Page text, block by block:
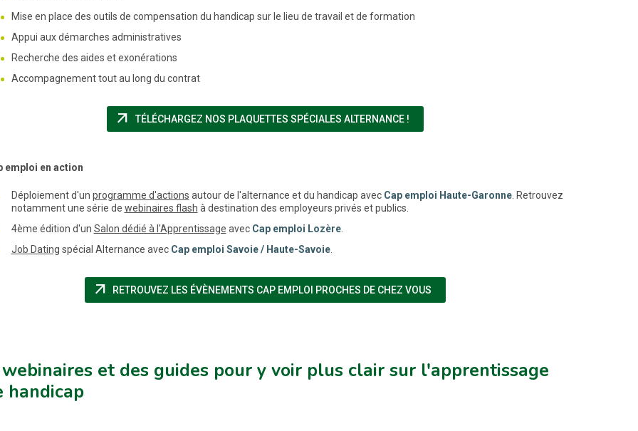
Mise en place des outils de compensation du handicap sur le lieu de travail et de formation
Appui aux démarches administratives
Recherche des aides et exonérations
Accompagnement tout au long du contrat
arrow_outward TÉLÉCHARGEZ NOS PLAQUETTES SPÉCIALES ALTERNANCE !(NOUVELLE FENÊTRE)
emploi en action
Déploiement d'un programme d'actions autour de l'alternance et du handicap avec Cap emploi Haute-Garonne. Retrouvez
notamment une série de webinaires flash à destination des employeurs privés et publics.
4ème édition d'un Salon dédié à l'Apprentissage avec Cap emploi Lozère.
Job Dating spécial Alternance avec Cap emploi Savoie / Haute-Savoie.
arrow_outward RETROUVEZ LES ÉVÈNEMENTS CAP EMPLOI PROCHES DE CHEZ VOUS
webinaires et des guides pour y voir plus clair sur l'apprentissage
handicap